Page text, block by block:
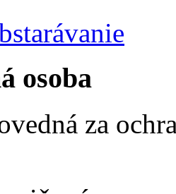
osoba
za